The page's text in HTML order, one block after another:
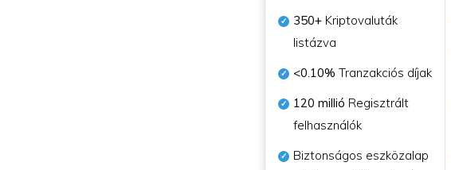
350+ Kriptovaluták
listázva
<0.10% Tranzakciós díjak
120 millió Regisztrált
felhasználók
Biztonságos eszközalap